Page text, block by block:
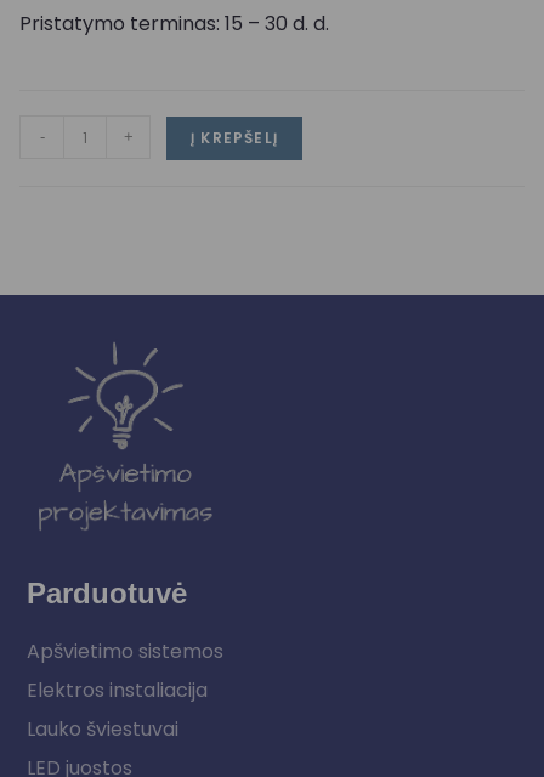
Pristatymo terminas: 15 – 30 d. d.
- + Į KREPŠELĮ
Parduotuvė
Apšvietimo sistemos
Elektros instaliacija
Lauko šviestuvai
LED juostos